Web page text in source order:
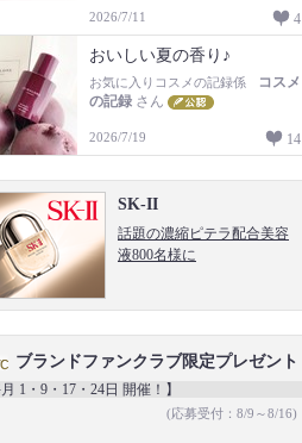
2026/7/11 4
おいしい夏の香り♪
お気に入りコスメの記録係
コスメ
の記録 さん
2026/7/19 14
SK-II
話題の濃縮ピテラ配合美容
液800名様に
ブランドファンクラブ限定プレゼント
月 1・9・17・24日 開催！】
(応募受付：8/9～8/16)